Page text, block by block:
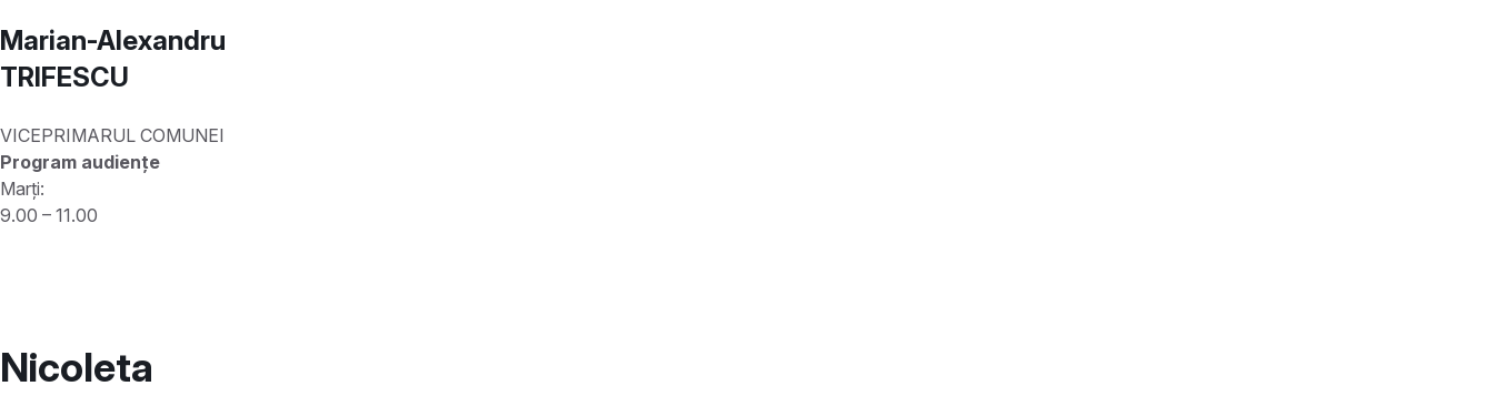
Marian-Alexandru
TRIFESCU
VICEPRIMARUL COMUNEI
Program audiențe
Marți:
9.00 – 11.00
Nicoleta